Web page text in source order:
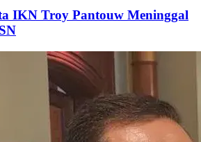
IKN Troy Pantouw Meninggal